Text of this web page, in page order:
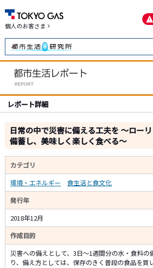
個人のお客さま
レポート詳細
日常の中で災害に備える工夫を ～ロー
備蓄し、美味しく楽しく食べる～
カテゴリ
環境・エネルギー
食生活と食文化
発行年
2018年12月
作成目的
災害への備えとして、3日～1週間分の水・食料の
り、備え方としては、保存のきく普段の食品を買